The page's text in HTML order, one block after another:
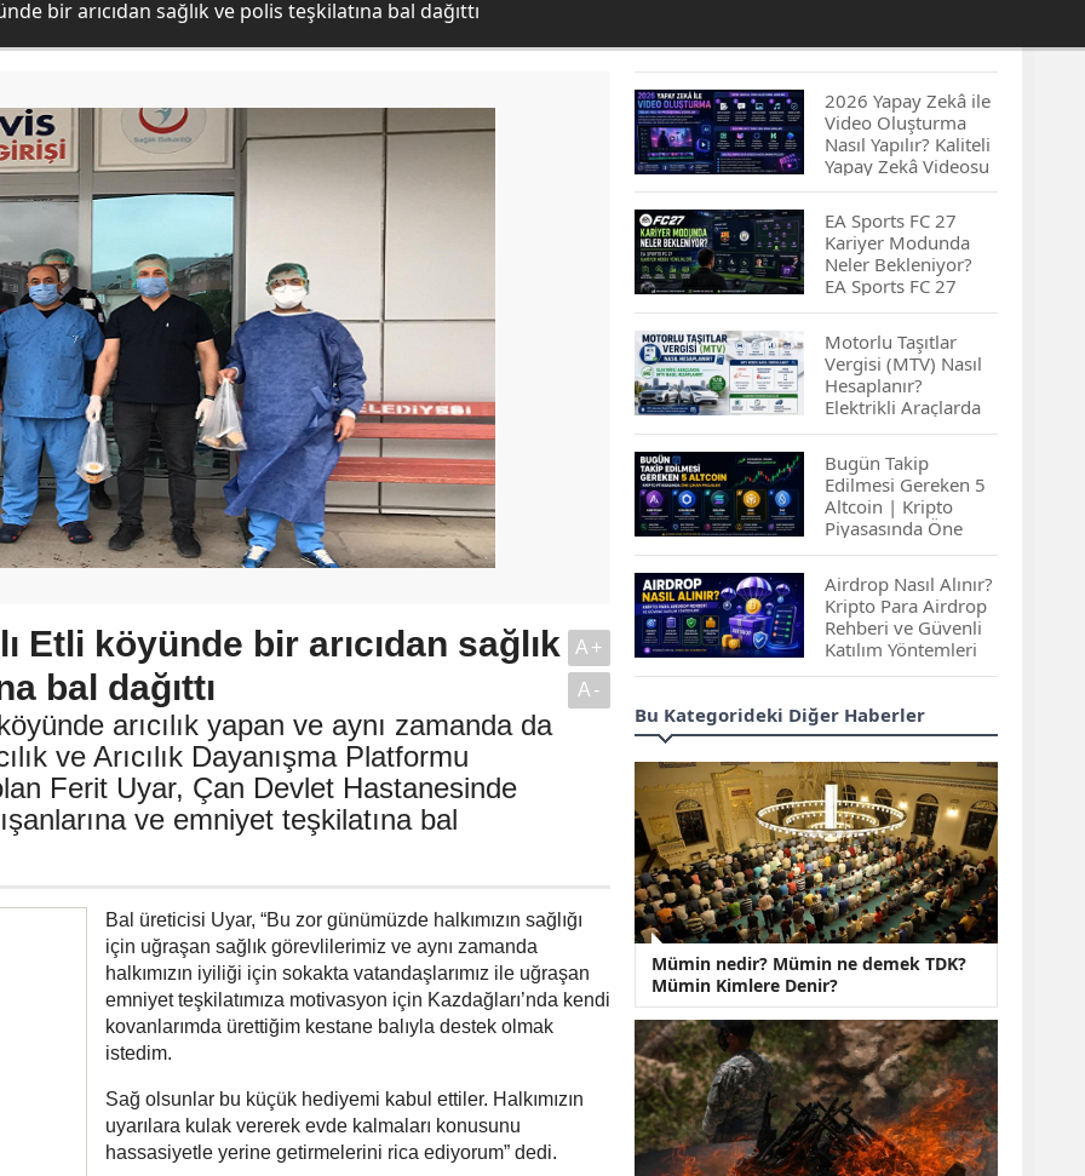
bir arıcıdan sağlık ve polis teşkilatına bal dağıttı
Etli köyünde bir arıcıdan sağlık
bal dağıttı
arıcılık yapan ve aynı zamanda da
ve Arıcılık Dayanışma Platformu
Ferit Uyar, Çan Devlet Hastanesinde
ve emniyet teşkilatına bal
A+
A-
Bal üreticisi Uyar, “Bu zor günümüzde halkımızın sağlığı
için uğraşan sağlık görevlilerimiz ve aynı zamanda
halkımızın iyiliği için sokakta vatandaşlarımız ile uğraşan
emniyet teşkilatımıza motivasyon için Kazdağları’nda kendi
kovanlarımda ürettiğim kestane balıyla destek olmak
istedim.
Sağ olsunlar bu küçük hediyemi kabul ettiler. Halkımızın
uyarılara kulak vererek evde kalmaları konusunu
hassasiyetle yerine getirmelerini rica ediyorum” dedi.
2026 Yapay Zekâ ile
Video Oluşturma
Nasıl Yapılır? Kaliteli
Yapay Zekâ Videosu
Hazırlamanın
İpuçları...
EA Sports FC 27
Kariyer Modunda
Neler Bekleniyor?
EA Sports FC 27
Kariyer Modu
Yenilikleri…
Motorlu Taşıtlar
Vergisi (MTV) Nasıl
Hesaplanır?
Elektrikli Araçlarda
MTV Nasıl
Hesaplanır? MTV
Borcu Nasıl
Sorgulanır?
Bugün Takip
Edilmesi Gereken 5
Altcoin | Kripto
Piyasasında Öne
Çıkan Projeler
Airdrop Nasıl Alınır?
Kripto Para Airdrop
Rehberi ve Güvenli
Katılım Yöntemleri
Spot ve Vadeli İşlem
Arasındaki Farklar |
İçin Daha Uygun?
ABD-İran Anlaşması
Sonrası Altın Rekora
Koştu, Petrol
Fiyatları Sert Düştü
Temmuz 2026 Maaş
Zammı Netleşiyor!
Memur, Emekli ve
Sosyal Yardımlarda
Yeni Oranlar
KOSGEB’den
KOBİ’lere Dev
Finansman Hamlesi:
36 Ay Vadeli 30
Milyon TL Destek
Bu Kategorideki Diğer Haberler
Mümin nedir? Mümin ne demek TDK?
Mümin Kimlere Denir?